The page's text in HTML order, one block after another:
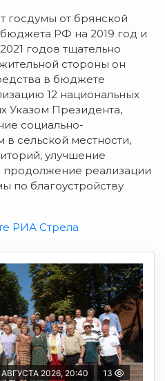
госдумы от брянской
бюджета РФ на 2019 год и
годов тщательно
стороны он
в бюджете
12 национальных
Указом Президента,
социально-
сельской местности,
улучшение
продолжение реализации
по благоустройству
РИА Стрела
АВГУСТА 2026, 20:40 13